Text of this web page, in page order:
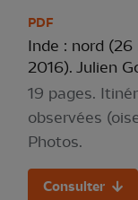
PDF
Inde : nord (26
2016). Julien
19 pages.
observées
Photos.
Consulter